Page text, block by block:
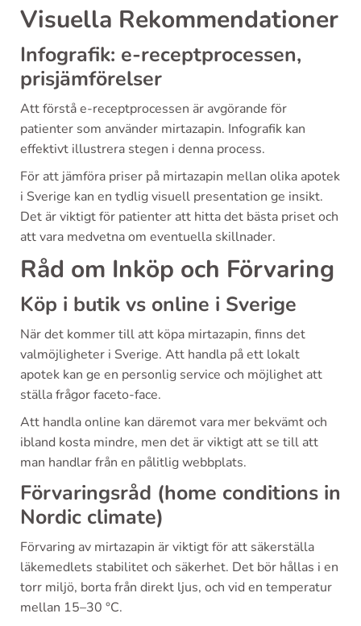
Visuella Rekommendationer
Infografik: e-receptprocessen,
prisjämförelser
Att förstå e-receptprocessen är avgörande för
patienter som använder mirtazapin. Infografik kan
effektivt illustrera stegen i denna process.
För att jämföra priser på mirtazapin mellan olika apotek
i Sverige kan en tydlig visuell presentation ge insikt.
Det är viktigt för patienter att hitta det bästa priset och
att vara medvetna om eventuella skillnader.
Råd om Inköp och Förvaring
Köp i butik vs online i Sverige
När det kommer till att köpa mirtazapin, finns det
valmöjligheter i Sverige. Att handla på ett lokalt
apotek kan ge en personlig service och möjlighet att
ställa frågor faceto-face.
Att handla online kan däremot vara mer bekvämt och
ibland kosta mindre, men det är viktigt att se till att
man handlar från en pålitlig webbplats.
Förvaringsråd (home conditions in
Nordic climate)
Förvaring av mirtazapin är viktigt för att säkerställa
läkemedlets stabilitet och säkerhet. Det bör hållas i en
torr miljö, borta från direkt ljus, och vid en temperatur
mellan 15–30 °C.